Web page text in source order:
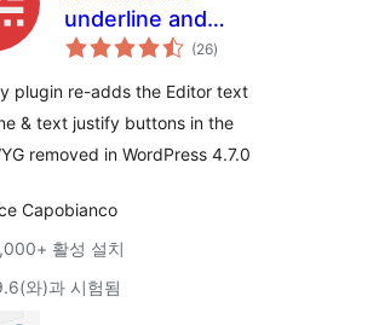
underline and
justify
(26전
체
점
)
plugin re-adds the Editor text
& text justify buttons in the
removed in WordPress 4.7.0
Capobianco
활성 설치
와)과 시험됨